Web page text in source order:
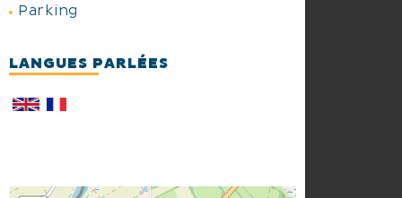
Parking
LANGUES PARLÉES